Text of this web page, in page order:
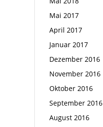
Mai 2017
April 2017
Januar 2017
Dezember 2016
November 2016
Oktober 2016
September 2016
August 2016